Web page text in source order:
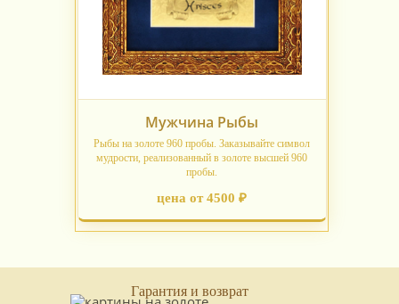
Мужчина Рыбы
Рыбы на золоте 960 пробы. Заказывайте символ
мудрости, реализованный в золоте высшей 960
пробы.
цена от 4500 ₽
Гарантия и возврат